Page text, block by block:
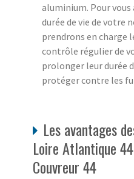
aluminium. Pour vous
durée de vie de votre
prendrons en charge
contrôle régulier de
prolonger leur durée
protéger contre les
Les avantages
Loire Atlantique
Couvreur 44